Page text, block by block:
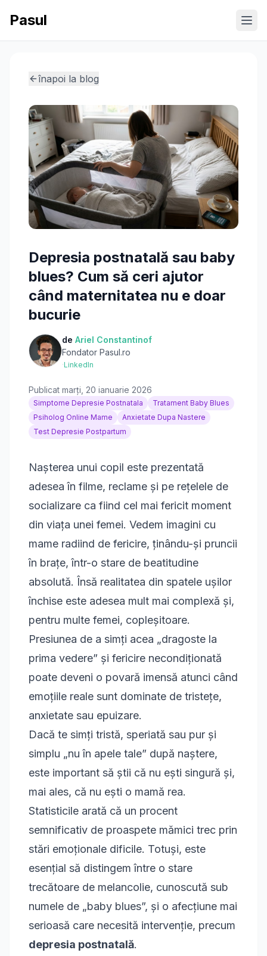
Pasul
înapoi la blog
Depresia postnatală sau baby
blues? Cum să ceri ajutor
când maternitatea nu e doar
bucurie
de Ariel Constantinof
Fondator Pasul.ro
·LinkedIn
Publicat marți, 20 ianuarie 2026
Simptome Depresie Postnatala
Tratament Baby Blues
Psiholog Online Mame
Anxietate Dupa Nastere
Test Depresie Postpartum
Nașterea unui copil este prezentată
adesea în filme, reclame și pe rețelele de
socializare ca fiind cel mai fericit moment
din viața unei femei. Vedem imagini cu
mame radiind de fericire, ținându-și pruncii
în brațe, într-o stare de beatitudine
absolută. Însă realitatea din spatele ușilor
închise este adesea mult mai complexă și,
pentru multe femei, copleșitoare.
Presiunea de a simți acea „dragoste la
prima vedere” și fericire necondiționată
poate deveni o povară imensă atunci când
emoțiile reale sunt dominate de tristețe,
anxietate sau epuizare.
Dacă te simți tristă, speriată sau pur și
simplu „nu în apele tale” după naștere,
este important să știi că nu ești singură și,
mai ales, că nu ești o mamă rea.
Statisticile arată că un procent
semnificativ de proaspete mămici trec prin
stări emoționale dificile. Totuși, este
esențial să distingem între o stare
trecătoare de melancolie, cunoscută sub
numele de „baby blues”, și o afecțiune mai
serioasă care necesită intervenție, precum
depresia postnatală.